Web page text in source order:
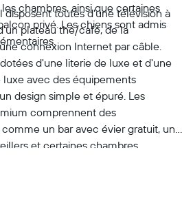
chambres, ainsi que certaines
privé. Les chiens sont admis
toutes d'une télévision à
plateau thé/café, de la
connexion Internet par câble.
d'une literie de luxe et d'une
avec des équipements
design simple et épuré. Les
comprennent des
un bar avec évier gratuit, un
et certaines chambres